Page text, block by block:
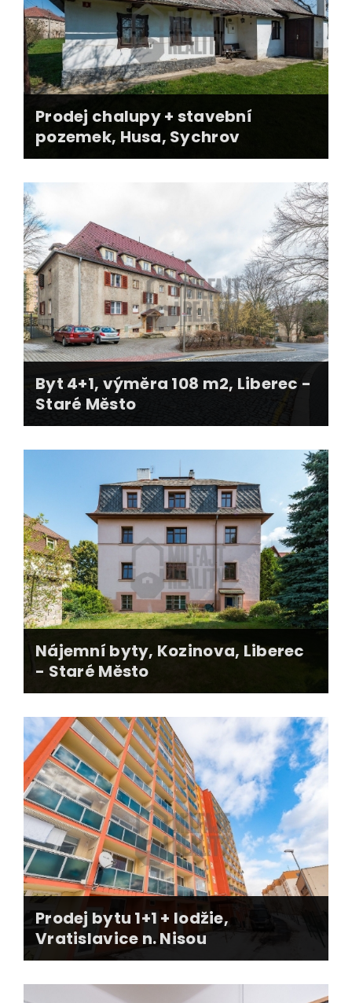
podkladů
předání nemovitosti
Prodej chalupy + stavební
pozemek, Husa, Sychrov
videoprohlídka, profi foto, 3D pudorysy,
vizualizace
zajištění podkladů pro dělení pozemku a
rekonstrukci
dosažena cena 20% nad očekávání majitelů
realizováno za 4 měsíce
Byt 4+1, výměra 108 m2, Liberec -
Staré Město
exkluzivní místo
exkluzivní cena odpovídající novostavbám
web nemovitosti, profi fotografie, 3D pudorysy
realizováno za 90 dní
Nájemní byty, Kozinova, Liberec
- Staré Město
5 bytových jednotek
pronajato během 30 dní
kompletní zajištění smluvního servisu
kompletní předánjí nemovitosti
Prodej bytu 1+1 + lodžie,
Vratislavice n. Nisou